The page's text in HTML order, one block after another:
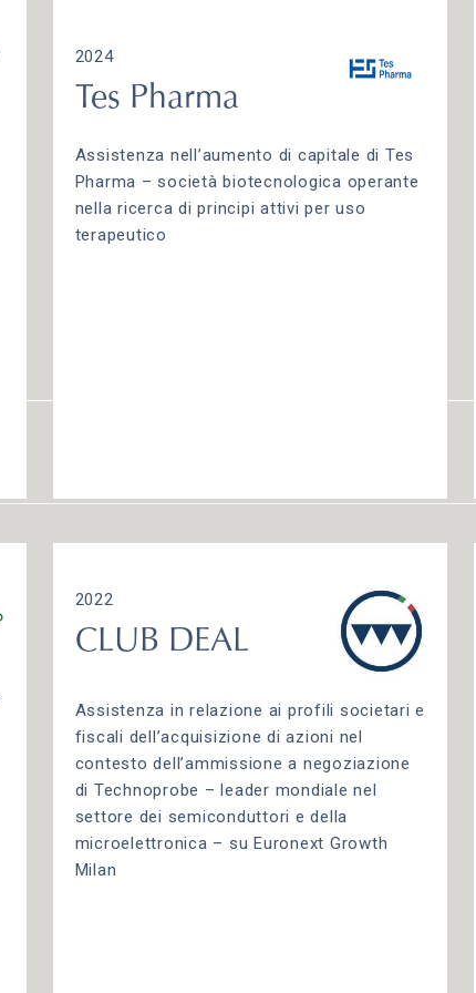
2024
Tes Pharma
Assistenza nell’aumento di capitale di Tes
Pharma – società biotecnologica operante
nella ricerca di principi attivi per uso
terapeutico
2022
CLUB DEAL
Assistenza in relazione ai profili societari e
fiscali dell’acquisizione di azioni nel
contesto dell’ammissione a negoziazione
di Technoprobe – leader mondiale nel
settore dei semiconduttori e della
microelettronica – su Euronext Growth
Milan